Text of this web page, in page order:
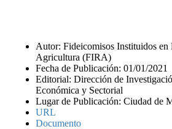
Autor: Fideicomisos Instituidos en
Agricultura (FIRA)
Fecha de Publicación: 01/01/2021
Editorial: Dirección de
Económica y Sectorial
Lugar de Publicación: Ciudad de
URL
Documento